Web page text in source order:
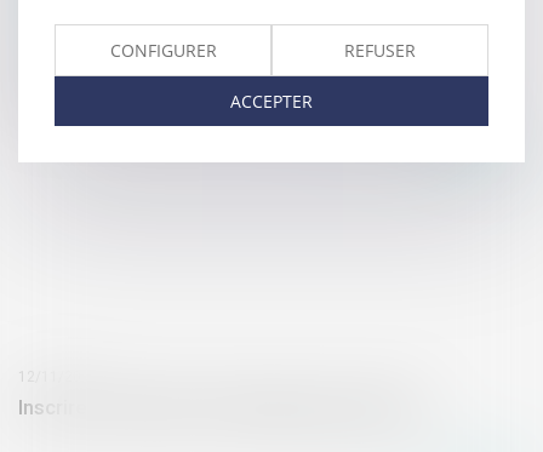
La dette écologique et sa gestion en comptabilité
Inscrire la transition écologique dans la PAC
12/11/2019
CONFIGURER REFUSER
ACCEPTER